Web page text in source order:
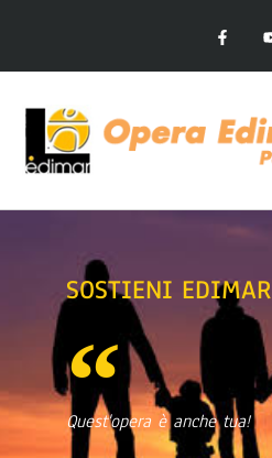
SOSTIENI EDIMAR
Quest'opera è anche tua!